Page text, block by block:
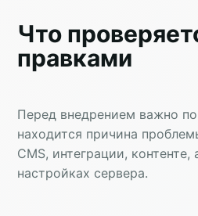
Что
правками
Перед внедрением важно
находится причина
CMS, интеграции, контенте,
настройках сервера.